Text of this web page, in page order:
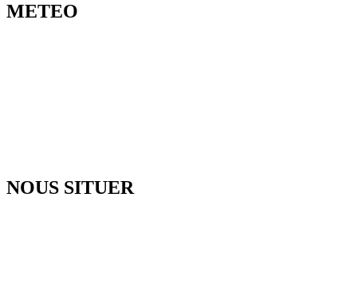
METEO
NOUS SITUER